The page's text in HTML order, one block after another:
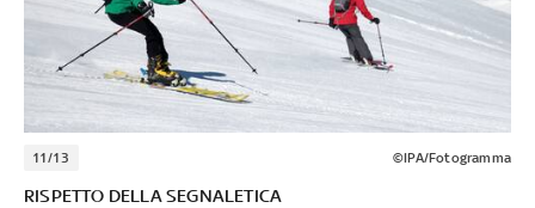
11/13 ©IPA/Fotogramma
RISPETTO DELLA SEGNALETICA